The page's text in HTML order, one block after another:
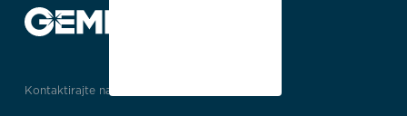
Kontaktirajte nas